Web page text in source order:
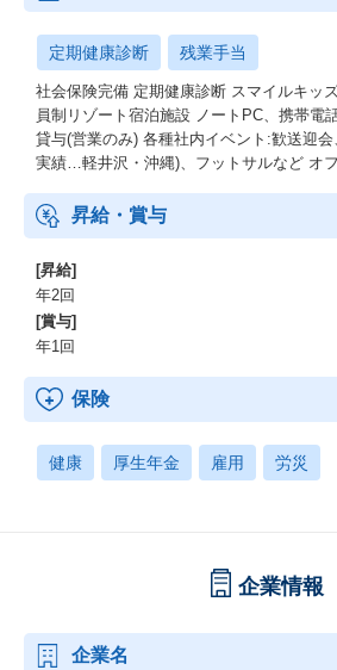
定期健康診断 残業手当
社会保険完備 定期健康診断 スマイルキッ
員制リゾート宿泊施設 ノートPC、携帯電
貸与(営業のみ) 各種社内イベント:歓送迎
実績…軽井沢・沖縄)、フットサルなど オ
昇給・賞与
[昇給]
年2回
[賞与]
年1回
保険
健康 厚生年金 雇用 労災
企業情報
企業名